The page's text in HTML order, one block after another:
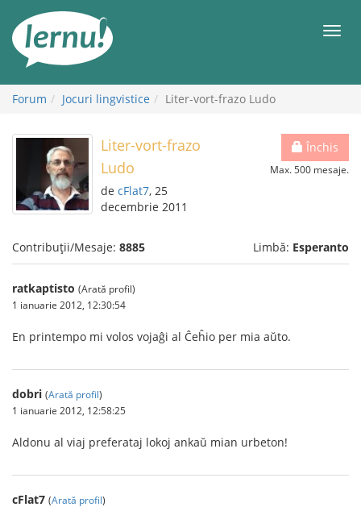
conținut
Forum Jocuri lingvistice Liter-vort-frazo Ludo
Închis
Max. 500 mesaje.
Liter-vort-frazo
Ludo
de cFlat7, 25
decembrie 2011
Contribuții/Mesaje: 8885 Limbă: Esperanto
ratkaptisto (Arată profil)
1 ianuarie 2012, 12:30:54
En printempo mi volos vojaĝi al Ĉeĥio per mia aŭto.
dobri (Arată profil)
1 ianuarie 2012, 12:58:25
Aldonu al viaj preferataj lokoj ankaŭ mian urbeton!
cFlat7 (Arată profil)